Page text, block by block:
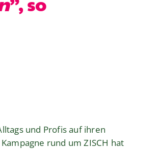
und Profis auf ihren
rund um ZISCH hat